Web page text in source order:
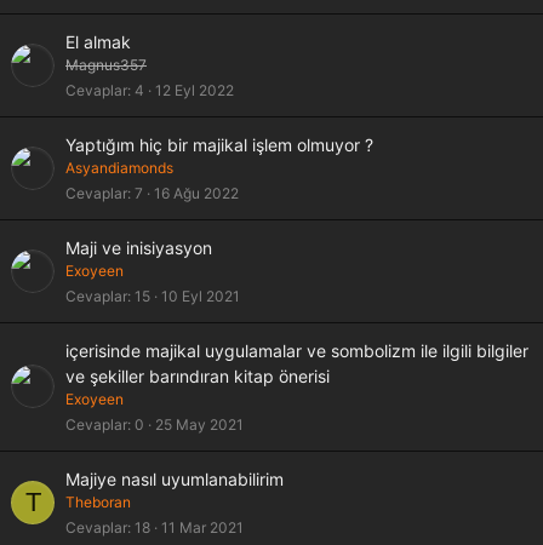
El almak
Magnus357
Cevaplar 4 12 Eyl 2022
Yaptığım hiç bir majikal işlem olmuyor ?
Asyandiamonds
Cevaplar 7 16 Ağu 2022
Maji ve inisiyasyon
Exoyeen
Cevaplar 15 10 Eyl 2021
içerisinde majikal uygulamalar ve sombolizm ile ilgili bilgiler
ve şekiller barındıran kitap önerisi
Exoyeen
Cevaplar 0 25 May 2021
T
Majiye nasıl uyumlanabilirim
Theboran
Cevaplar 18 11 Mar 2021